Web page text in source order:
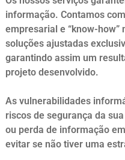
informação. Contamos
empresarial e “know-
soluções ajustadas
garantindo assim um
projeto desenvolvido.
As vulnerabilidades
riscos de segurança da
ou perda de informação
evitar se não tiver uma